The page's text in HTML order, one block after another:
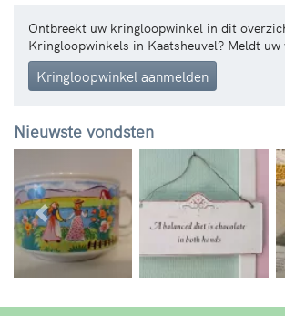
Ontbreekt uw kringloopwinkel in dit
Kringloopwinkels in Kaatsheuvel? Meldt uw
Kringloopwinkel aanmelden
Nieuwste vondsten
Vorige